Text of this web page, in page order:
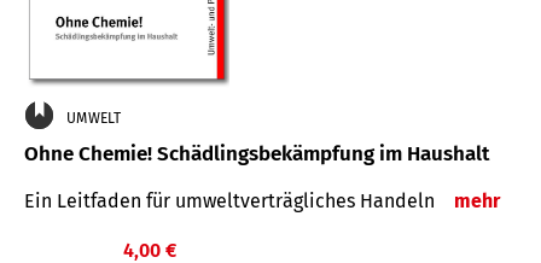
UMWELT
Ohne Chemie! Schädlingsbekämpfung im Haushalt
Ein Leitfaden für um­welt­ver­träg­liches Han­deln mehr
4,00 €